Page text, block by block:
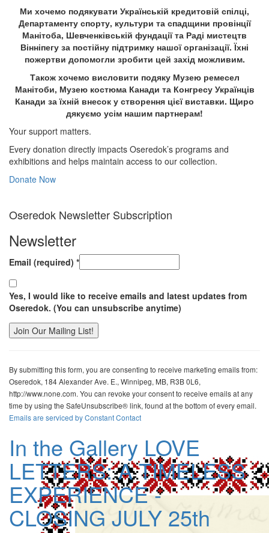
Ми хочемо подякувати Українській кредитовій спілці,
Департаменту спорту, культури та спадщини провінції
Манітоба, Шевченківській фундації та Раді мистецтв
Вінніпегу за постійну підтримку нашої організації. Їхні
пожертви допомогли зробити цей захід можливим.
Також хочемо висловити подяку Музею ремесел
Манітоби, Музею костюма Канади та Конгресу Українців
Канади за їхній внесок у створення цієї виставки. Щиро
дякуємо усім нашим партнерам!
Your support matters.
Every donation directly impacts Oseredok’s programs and
exhibitions and helps maintain access to our collection.
Donate Now
Oseredok Newsletter Subscription
Newsletter
Email (required) *
Yes, I would like to receive emails and latest updates from
Oseredok. (You can unsubscribe anytime)
Use.
Please
leave
this
field
By submitting this form, you are consenting to receive marketing emails from:
Oseredok, 184 Alexander Ave. E., Winnipeg, MB, R3B 0L6,
http://www.none.com. You can revoke your consent to receive emails at any
time by using the SafeUnsubscribe® link, found at the bottom of every email.
Emails are serviced by Constant Contact
In the Gallery LOVE
LETTERS: A TIMELESS
EXPERIENCE -
CLOSING JULY 25th